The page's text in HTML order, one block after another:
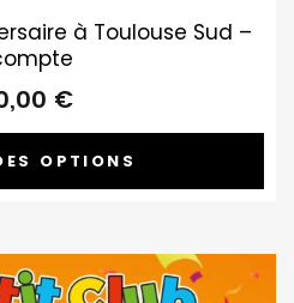
à Toulouse Sud –
€
OPTIONS